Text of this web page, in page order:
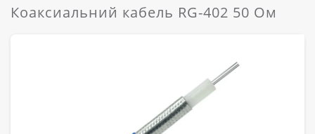
Коаксиальний кабель RG-402 50 Ом